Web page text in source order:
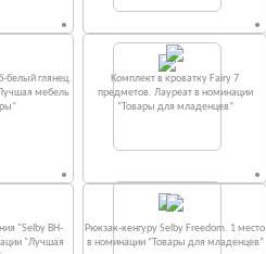
белый глянец.
мебель
Комплект в кроватку Fаiry 7
предметов. Лауреат в номинации
“Товары для младенцев”
"Selby BH-
"Лучшая
Рюкзак-кенгуру Selby Freedom. 1 место
в номинации “Товары для младенцев”